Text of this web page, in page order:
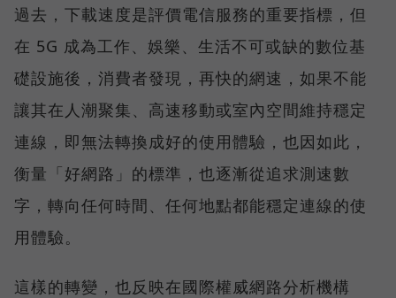
過去，下載速度是評價電信服務的重要指標，但
在 5G 成為工作、娛樂、生活不可或缺的數位基
礎設施後，消費者發現，再快的網速，如果不能
讓其在人潮聚集、高速移動或室內空間維持穩定
連線，即無法轉換成好的使用體驗，也因如此，
衡量「好網路」的標準，也逐漸從追求測速數
字，轉向任何時間、任何地點都能穩定連線的使
用體驗。
這樣的轉變，也反映在國際權威網路分析機構